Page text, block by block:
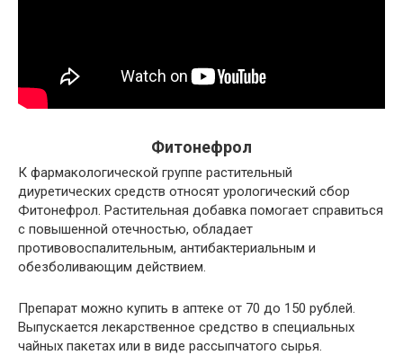
Фитонефрол
К фармакологической группе растительный
диуретических средств относят урологический сбор
Фитонефрол. Растительная добавка помогает справиться
с повышенной отечностью, обладает
противовоспалительным, антибактериальным и
обезболивающим действием.
Препарат можно купить в аптеке от 70 до 150 рублей.
Выпускается лекарственное средство в специальных
чайных пакетах или в виде рассыпчатого сырья.